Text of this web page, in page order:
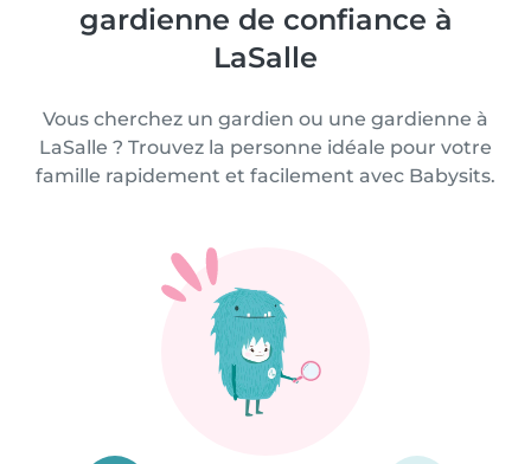
gardienne de confiance à
LaSalle
Vous cherchez un gardien ou une gardienne à
LaSalle ? Trouvez la personne idéale pour votre
famille rapidement et facilement avec Babysits.